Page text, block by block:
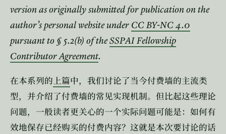
version as originally submitted for publication on the
author’s personal website under CC BY-NC 4.0
pursuant to § 5.2(b) of theSSPAI Fellowship
Contributor Agreement.
在本系列的 上篇中，我们讨论了当今付费墙的主流类
型，并介绍了付费墙的常见实现机制。但比起这些理论
问题，一般读者更关心的一个实际问题可能是：如何有
效地保存已经购买的付费内容？这就是本次要讨论的话